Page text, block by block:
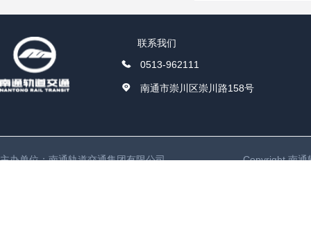
联系我们
0513-962111
南通市崇川区崇川路158号
主办单位：南通轨道交通集团有限公司 Copyright 南通